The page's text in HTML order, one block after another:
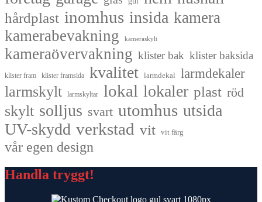
hårdplast inomhus insida kamera
kamerabevakning
kameraskylt
kameraövervakning klister bak klister baksida
klister fram klister framsida kvalitet larmdekal larmdekaler
larmskylt larmskyltar lokal lokaler plast röd
skylt solljus svart utomhus utsida
UV-skydd verkstad vit vit färg
vår egen design
Handla tryggt!